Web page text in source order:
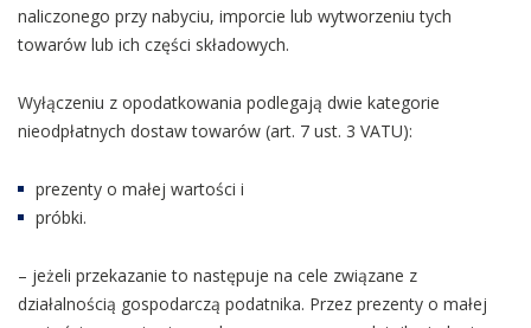
naliczonego przy nabyciu, imporcie lub wytworzeniu tych
towarów lub ich części składowych.
Wyłączeniu z opodatkowania podlegają dwie kategorie
nieodpłatnych dostaw towarów (art. 7 ust. 3 VATU):
prezenty o małej wartości i
próbki.
– jeżeli przekazanie to następuje na cele związane z
działalnością gospodarczą podatnika. Przez prezenty o małej